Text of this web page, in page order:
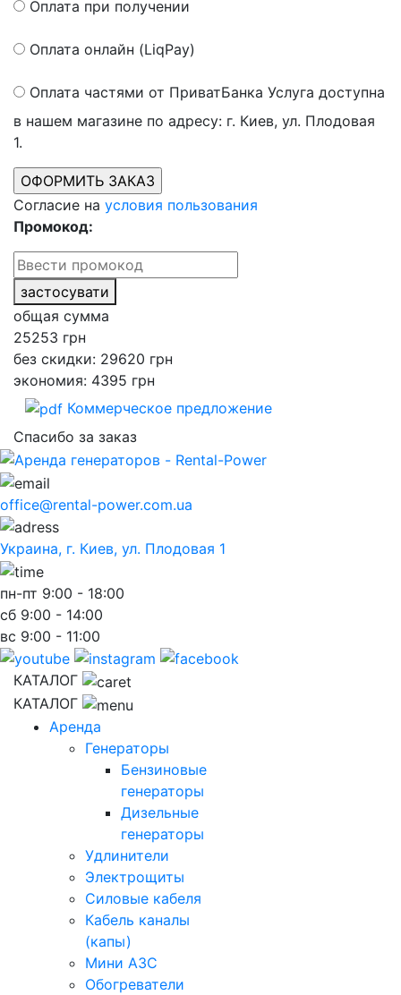
Оплата при получении
Оплата онлайн (LiqPay)
Оплата частями от ПриватБанка Услуга доступна
в нашем магазине по адресу: г. Киев, ул. Плодовая
1.
Согласие на условия пользования
Промокод:
застосувати
общая сумма
25253 грн
без скидки: 29620 грн
экономия: 4395 грн
Коммерческое предложение
Спасибо за заказ
office@rental-power.com.ua
Украина, г. Киев, ул. Плодовая 1
пн-пт 9:00 - 18:00
сб 9:00 - 14:00
вс 9:00 - 11:00
КАТАЛОГ
КАТАЛОГ
Аренда
Генераторы
Бензиновые
генераторы
Дизельные
генераторы
Удлинители
Электрощиты
Силовые кабеля
Кабель каналы
(капы)
Мини АЗС
Обогреватели